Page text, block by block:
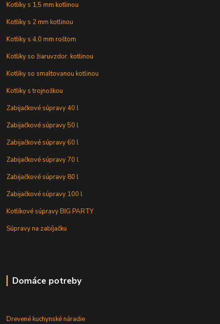
Kotlíky s 1,5 mm kotlinou
Kotlíky s 2 mm kotlinou
Kotlíky s 4,0 mm roštom
Kotlíky so žiaruvzdor. kotlinou
Kotlíky so smaltovanou kotlinou
Kotlíky s trojnožkou
Zabijačkové súpravy 40 l
Zabijačkové súpravy 50 l
Zabijačkové súpravy 60 l
Zabijačkové súpravy 70 l
Zabijačkové súpravy 80 l
Zabijačkové súpravy 100 l
Kotlíkové súpravy BIG PARTY
Súpravy na zabíjačku
Domáce potreby
Drevené kuchynské náradie